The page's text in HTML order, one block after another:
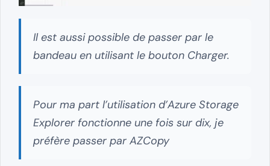
Il est aussi possible de passer par le
bandeau en utilisant le bouton Charger.
Pour ma part l’utilisation d’Azure Storage
Explorer fonctionne une fois sur dix, je
préfère passer par AZCopy